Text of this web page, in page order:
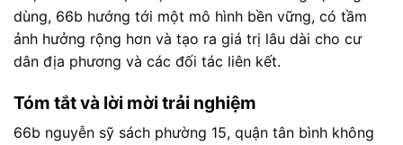
dùng, 66b hướng tới một mô hình bền vững, có tầm
ảnh hưởng rộng hơn và tạo ra giá trị lâu dài cho cư
dân địa phương và các đối tác liên kết.
Tóm tắt và lời mời trải nghiệm
66b nguyễn sỹ sách phường 15, quận tân bình không